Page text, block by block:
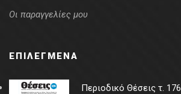
Οι παραγγελίες μου
ΕΠΙΛΕΓΜΈΝΑ
Περιοδικό Θέσεις τ. 176